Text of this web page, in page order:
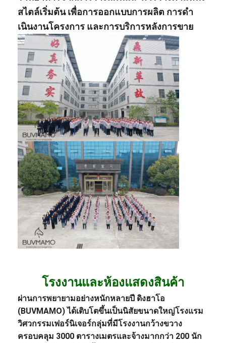
สไตล์เริ่มต้น เพื่อการออกแบบการผลิต การดํา
เนินงานโครงการ และการบริการหลังการขาย
โรงงานและห้องแสดงสินค้า
ผ่านการพยายามอย่างหนักหลายปี ดิงฮาโอ
(BUVMAMO) ได้เติบโตขึ้นเป็นนิสัยขนาดใหญ่โรงแรม
วิศวกรรมเฟอร์นิเจอร์กลุ่มที่มีโรงงานกว้างขวาง
ครอบคลุม 3000 ตารางเมตรและจ้างมากกว่า 200 นัก